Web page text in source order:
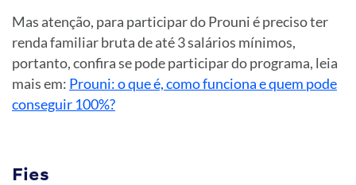
Mas atenção, para participar do Prouni é preciso ter
renda familiar bruta de até 3 salários mínimos,
portanto, confira se pode participar do programa, leia
mais em: Prouni: o que é, como funciona e quem pode
conseguir 100%?
Fies